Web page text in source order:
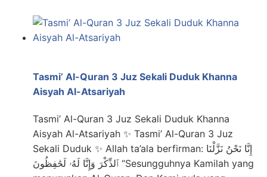
Tasmi’ Al-Quran 3 Juz Sekali Duduk Khanna
Aisyah Al-Atsariyah
Tasmi’ Al-Quran 3 Juz Sekali Duduk Khanna
Aisyah Al-Atsariyah ✨ Tasmi’ Al-Quran 3 Juz
Sekali Duduk ✨ Allah ta’ala berfirman: إِنَّا نَحْنُ نَزَّلْنَا
ٱلذِّكْرَ وَإِنَّا لَهُۥ لَحَٰفِظُونَ “Sesungguhnya Kamilah yang